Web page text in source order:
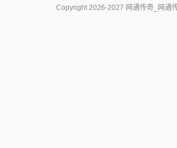
Copyright 2026-2027 网通传奇_网通